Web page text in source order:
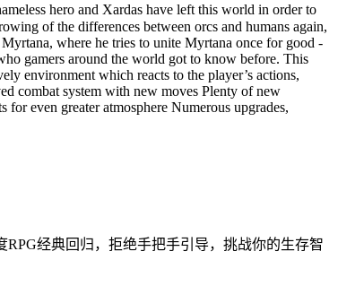
hero and Xardas have left this world in order to
of the differences between orcs and humans again,
where he tries to unite Myrtana once for good -
gamers around the world got to know before. This
environment which reacts to the player’s actions,
combat system with new moves Plenty of new
even greater atmosphere Numerous upgrades,
RPG经典回归，拒绝手把手引导，挑战你的生存智